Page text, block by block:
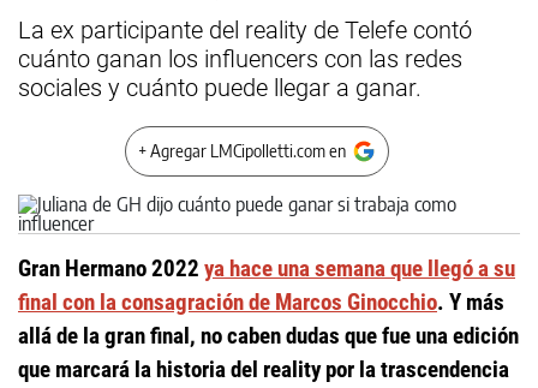
La ex participante del reality de Telefe contó
cuánto ganan los influencers con las redes
sociales y cuánto puede llegar a ganar.
+ Agregar LMCipolletti.com en
Gran Hermano 2022 ya hace una semana que llegó a su
final con la consagración de Marcos Ginocchio. Y más
allá de la gran final, no caben dudas que fue una edición
que marcará la historia del reality por la trascendencia